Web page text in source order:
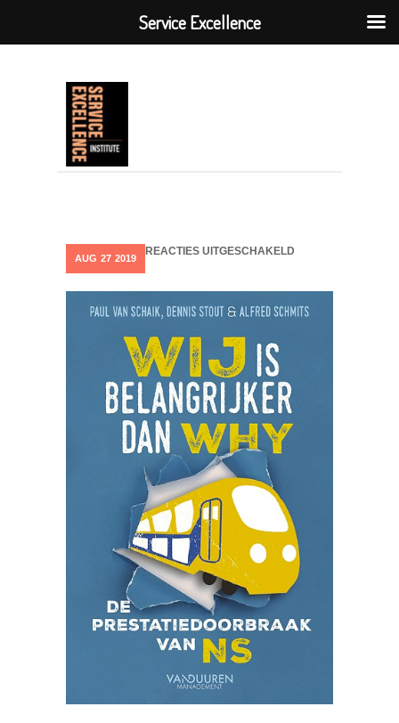
AUG 27 2019
REACTIES UITGESCHAKELD
27
Service Excellence